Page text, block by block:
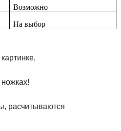
Возможно
На выбор
ножках!
расчитываются